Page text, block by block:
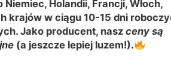
Holandii, Francji, Włoch,
krajów w ciągu 10-15 dni
Jako producent, nasz ceny są
(a jeszcze lepiej luzem!).